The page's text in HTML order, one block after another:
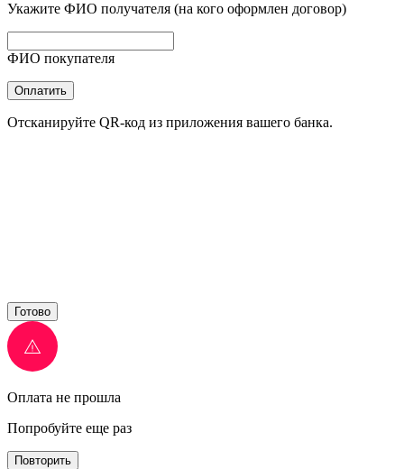
Укажите ФИО получателя (на кого оформлен договор)
ФИО покупателя
Оплатить
Отсканируйте QR-код из приложения вашего банка.
Готово
Оплата не прошла
Попробуйте еще раз
Повторить